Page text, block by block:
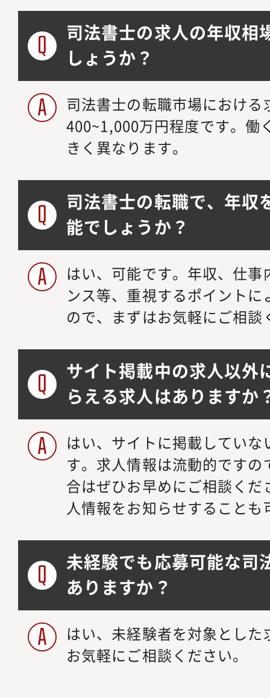
業務に携わるため、
組織運営の全体像を
ます。また、グロー
化を肌で感じながら
クトに実感できるポ
は、グループの新体
ループ各社へのガバ
フェーズです。現場
効性のある仕組み」
くプロセスを経験で
ではの醍醐味です。
レートガバナンス、
領域とも、マネジメ
ス・監査・現場部門
身の専門領域（法務
つつも、組織運営に
し、スキルを磨くこ
司法書士の求人の年収相
しょうか？
司法書士の転職市場におけ
400~1,000万円程度です。働
きく異なります。
司法書士の転職で、年収
能でしょうか？
はい、可能です。年収、仕
ンス等、重視するポイント
ので、まずはお気軽にご相談
サイト掲載中の求人以外
らえる求人はありますか
はい、サイトに掲載してい
す。求人情報は流動的です
合はぜひお早めにご相談く
人情報をお知らせすることも
未経験でも応募可能な司
ありますか？
はい、未経験者を対象とし
お気軽にご相談ください。